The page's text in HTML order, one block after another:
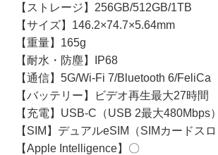
【ストレージ】256GB/512GB/1TB
【サイズ】146.2×74.7×5.64mm
【重量】165g
【耐水・防塵】IP68
【通信】5G/Wi-Fi 7/Bluetooth 6/FeliCa
【バッテリー】ビデオ再生最大27時間
【充電】USB-C（USB 2最大480Mbps）
【SIM】デュアルeSIM（SIMカードスロ
【Apple Intelligence】〇